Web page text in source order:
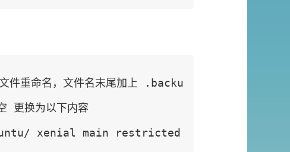
换为以下内容
xenial main restricted